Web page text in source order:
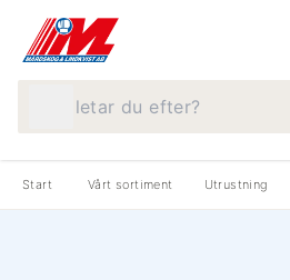
Start Vårt sortiment Utrustning